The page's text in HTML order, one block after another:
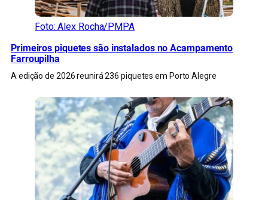
Foto: Alex Rocha/PMPA
Primeiros piquetes são instalados no Acampamento
Farroupilha
A edição de 2026 reunirá 236 piquetes em Porto Alegre